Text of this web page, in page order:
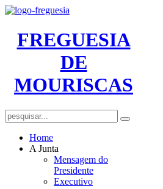
FREGUESIA
DE
MOURISCAS
Home
A Junta
Mensagem do
Presidente
Executivo